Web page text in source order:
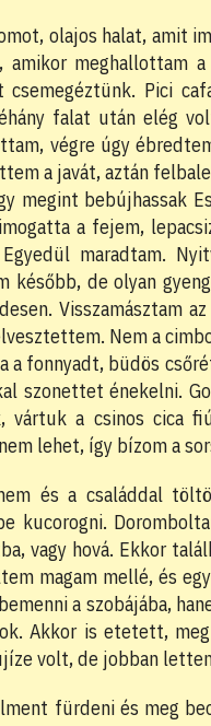
olajos halat, amit
meghallottam
csemegéztünk. Pici
falat után elég
végre úgy
a javát, aztán
megint bebújhassak
a fejem,
maradtam.
később, de olyan
Visszamásztam
Nem a
a fonnyadt, büdös
szonettet énekelni.
vártuk a csinos cica
lehet, így bízom a
és a családdal
kucorogni.
vagy hová. Ekkor
magam mellé, és
a szobájába,
Akkor is etetett,
volt, de jobban
fürdeni és meg